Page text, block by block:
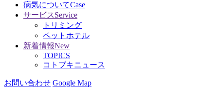
病気についてCase
サービスService
トリミング
ペットホテル
新着情報New
TOPICS
コトブキニュース
お問い合わせ Google Map